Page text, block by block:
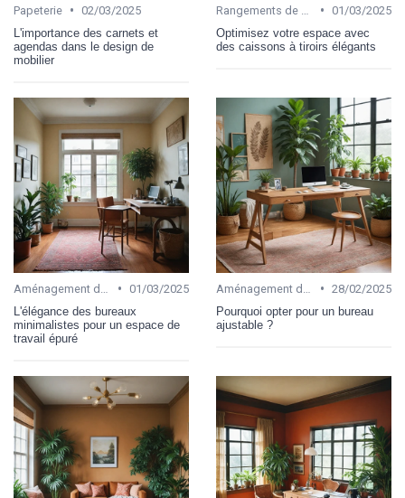
Papeterie • 02/03/2025
L'importance des carnets et
agendas dans le design de
mobilier
Rangements de bureau • 01/03/2025
Optimisez votre espace avec
des caissons à tiroirs élégants
Aménagement de bureau • 01/03/2025
L'élégance des bureaux
minimalistes pour un espace de
travail épuré
Aménagement de bureau • 28/02/2025
Pourquoi opter pour un bureau
ajustable ?